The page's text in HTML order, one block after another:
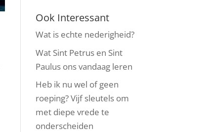
Ook Interessant
Wat is echte nederigheid?
Wat Sint Petrus en Sint
Paulus ons vandaag leren
Heb ik nu wel of geen
roeping? Vijf sleutels om
met diepe vrede te
onderscheiden